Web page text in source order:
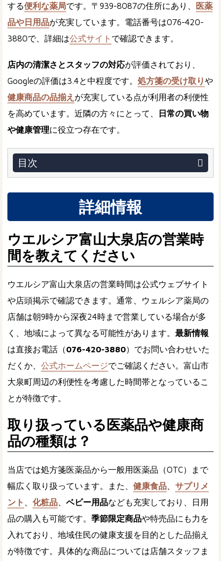
する便利な薬局です。〒939-8087の住所にあり、
医薬
品や日用品が充実しています。電話番号は076-420-
3880で、詳細は公式サイト で確認できます。
店内の清潔さとスタッフの対応が評価されており、
Googleの評価は3.4と中程度です。 処方箋の受け取りや
健康商品の品揃え が充実している点が利用者の利便性
を高めています。近隣の方々にとって、 日常の買い物
や健康管理に役立つ存在です。
目次
詳細情報
ウエルシア富山大泉店の営業時
間を教えてください
ウエルシア富山大泉店の営業時間は公式ウェブサイト
や店頭掲示で確認できます。通常、ウェルシア薬局の
店舗は朝9時から深夜24時まで営業している場合が多
く、地域によって異なる可能性があります。 最新情報
は直接お電話（076-420-3880）でお問い合わせいた
だくか、 公式ホームページでご確認ください。富山市
大泉町周辺の利便性を考慮した時間帯となっているこ
とが特徴です。
取り扱っている医薬品や健康商
品の種類は？
当店では処方箋医薬品から一般用医薬品（OTC）まで
幅広く取り扱っています。また、 健康食品、 サプリメ
ント 、 化粧品、 ベビー用品なども充実しており、日用
品の購入も可能です。 季節限定商品や特売品にも力を
入れており、地域住民の健康支援を目的とした品揃え
が特徴です。具体的な商品については店舗スタッフま